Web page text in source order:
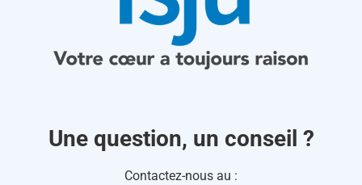
Une question, un conseil ?
Contactez-nous au :